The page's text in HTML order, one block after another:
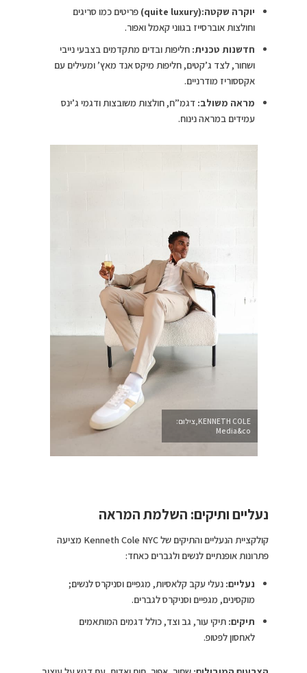
יוקרה שקטה:(quite luxury)
פריטים כמו סריגים
וחולצות אוברסייז בגווני קאמל ואפור.
חדשנות טכנית: חליפות ובדים מתקדמים בצבעי נייבי
ושחור, לצד ג’קטים, חליפות מיקס אנד מאץ’ ומעילים עם
אקססוריז מודרניים.
מראה משולב: דגמ”ח, חולצות משובצות ודגמי ג’ינס
עמידים במראה נינוח.
KENNETH COLE,צילום:
Media&co
נעליים ותיקים: השלמת המראה
קולקציית הנעליים והתיקים של Kenneth Cole NYC מציעה
פתרונות אופנתיים לנשים ולגברים כאחד:
נעליים: נעלי עקב קלאסיות, מגפיים וסניקרס לנשים;
מוקסינים, מגפיים וסניקרס לגברים.
תיקים: תיקי עור, גב וצד, כולל דגמים המותאמים
לאחסון לפטופ.